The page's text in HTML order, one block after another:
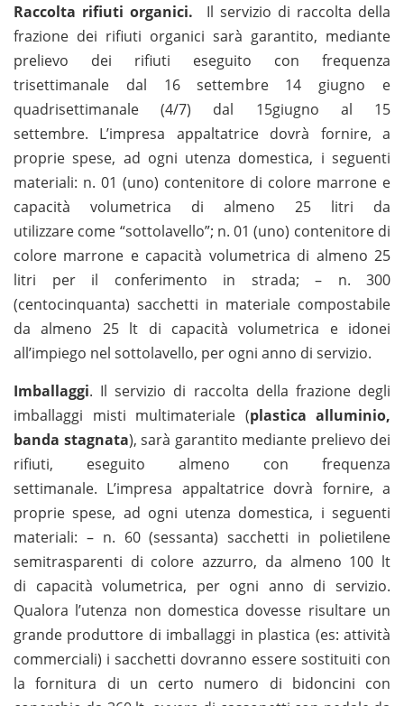
Raccolta rifiuti organici. Il servizio di raccolta della
frazione dei rifiuti organici sarà garantito, mediante
prelievo dei rifiuti eseguito con frequenza
trisettimanale dal 16 settembre 14 giugno e
quadrisettimanale (4/7) dal 15giugno al 15
settembre. L’impresa appaltatrice dovrà fornire, a
proprie spese, ad ogni utenza domestica, i seguenti
materiali: n. 01 (uno) contenitore di colore marrone e
capacità volumetrica di almeno 25 litri da
utilizzare come “sottolavello”; n. 01 (uno) contenitore di
colore marrone e capacità volumetrica di almeno 25
litri per il conferimento in strada; – n. 300
(centocinquanta) sacchetti in materiale compostabile
da almeno 25 lt di capacità volumetrica e idonei
all’impiego nel sottolavello, per ogni anno di servizio.
Imballaggi. Il servizio di raccolta della frazione degli
imballaggi misti multimateriale (plastica alluminio,
banda stagnata), sarà garantito mediante prelievo dei
rifiuti, eseguito almeno con frequenza
settimanale. L’impresa appaltatrice dovrà fornire, a
proprie spese, ad ogni utenza domestica, i seguenti
materiali: – n. 60 (sessanta) sacchetti in polietilene
semitrasparenti di colore azzurro, da almeno 100 lt
di capacità volumetrica, per ogni anno di servizio.
Qualora l’utenza non domestica dovesse risultare un
grande produttore di imballaggi in plastica (es: attività
commerciali) i sacchetti dovranno essere sostituiti con
la fornitura di un certo numero di bidoncini con